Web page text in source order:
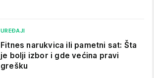
UREĐAJI
Fitnes narukvica ili pametni sat: Šta
je bolji izbor i gde većina pravi
grešku